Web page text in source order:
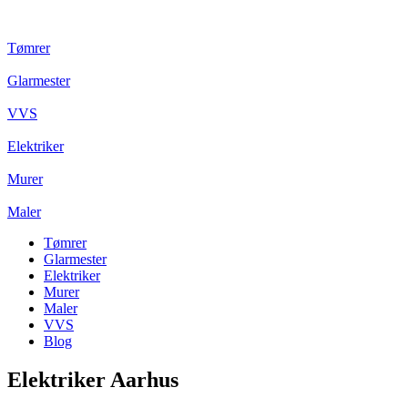
Tømrer
Glarmester
VVS
Elektriker
Murer
Maler
Tømrer
Glarmester
Elektriker
Murer
Maler
VVS
Blog
Elektriker Aarhus